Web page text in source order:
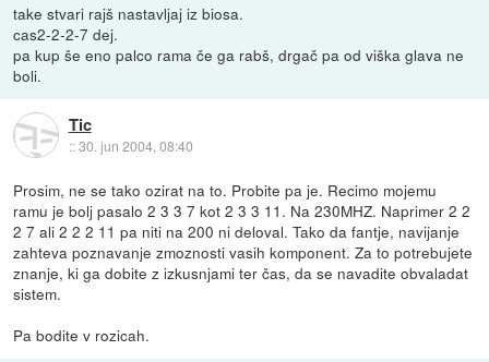
take stvari rajš nastavljaj iz biosa.
cas2-2-2-7 dej.
pa kup še eno palco rama če ga rabš, drgač pa od viška glava ne
boli.
Tic
::30. jun 2004, 08:40
Prosim, ne se tako ozirat na to. Probite pa je. Recimo mojemu
ramu je bolj pasalo 2 3 3 7 kot 2 3 3 11. Na 230MHZ. Naprimer 2 2
2 7 ali 2 2 2 11 pa niti na 200 ni deloval. Tako da fantje, navijanje
zahteva poznavanje zmoznosti vasih komponent. Za to potrebujete
znanje, ki ga dobite z izkusnjami ter čas, da se navadite obvaladat
sistem.
Pa bodite v rozicah.